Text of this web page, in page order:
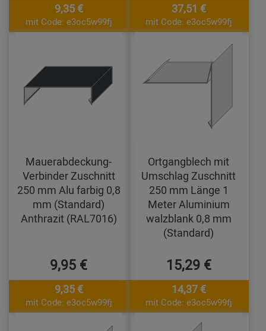
9,35 €
mit Code: e3oc5w99fj
37,51 €
mit Code: e3oc5w99fj
Mauerabdeckung-
Verbinder Zuschnitt
250 mm Alu farbig 0,8
mm (Standard)
Anthrazit (RAL7016)
9,95 €
9,35 €
mit Code: e3oc5w99fj
Ortgangblech mit
Umschlag Zuschnitt
250 mm Länge 1
Meter Aluminium
walzblank 0,8 mm
(Standard)
15,29 €
14,37 €
mit Code: e3oc5w99fj